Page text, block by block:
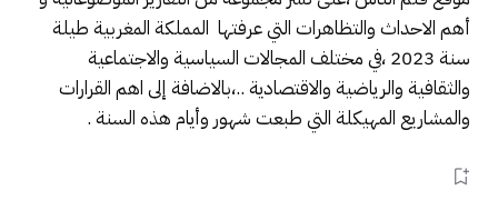
أهم الاحداث والتظاهرات التي عرفتها المملكة المغربية طيلة
سنة 2023 ،في مختلف المجالات السياسية والاجتماعية
والثقافية والرياضية والاقتصادية ..،بالاضافة إلى اهم القرارات
والمشاريع المهيكلة التي طبعت شهور وأيام هذه السنة .